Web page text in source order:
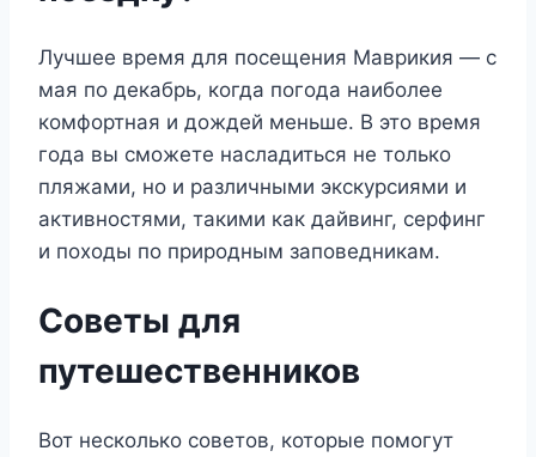
Лучшее время для посещения Маврикия — с
мая по декабрь, когда погода наиболее
комфортная и дождей меньше. В это время
года вы сможете насладиться не только
пляжами, но и различными экскурсиями и
активностями, такими как дайвинг, серфинг
и походы по природным заповедникам.
Советы для
путешественников
Вот несколько советов, которые помогут